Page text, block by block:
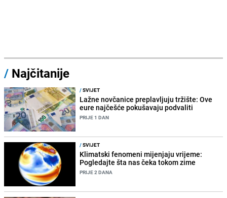
/ Najčitanije
/SVIJET
Lažne novčanice preplavljuju tržište: Ove
eure najčešće pokušavaju podvaliti
PRIJE 1 DAN
/SVIJET
Klimatski fenomeni mijenjaju vrijeme:
Pogledajte šta nas čeka tokom zime
PRIJE 2 DANA